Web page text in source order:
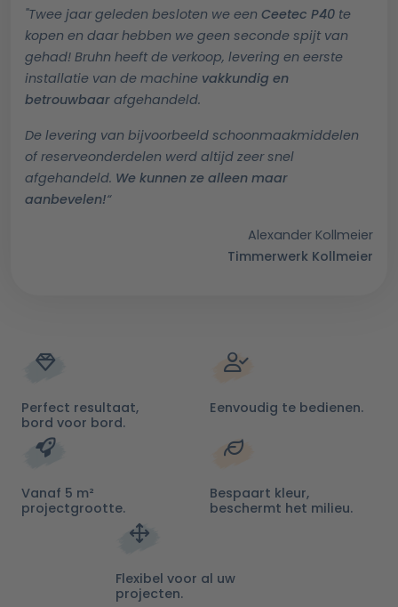
"Twee jaar geleden besloten we een Ceetec P40 te
kopen en daar hebben we geen seconde spijt van
gehad! Bruhn heeft de verkoop, levering en eerste
installatie van de machine vakkundig en
betrouwbaar afgehandeld.
De levering van bijvoorbeeld schoonmaakmiddelen
of reserveonderdelen werd altijd zeer snel
afgehandeld. We kunnen ze alleen maar
aanbevelen!“
Alexander Kollmeier
Timmerwerk Kollmeier
Perfect resultaat,
bord voor bord.
Eenvoudig te bedienen.
Vanaf 5 m²
projectgrootte.
Bespaart kleur,
beschermt het milieu.
Flexibel voor al uw
projecten.